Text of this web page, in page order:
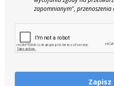
zapomnianym", przenoszenia
Zapisz